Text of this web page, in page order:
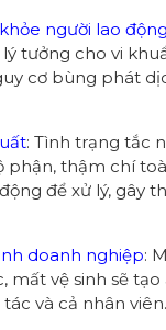
người lao động
lý tưởng cho vi
cơ bùng phát
: Tình trạng tắc
phận, thậm chí
để xử lý, gây
doanh nghiệp:
mất vệ sinh sẽ
và cả nhân viên.